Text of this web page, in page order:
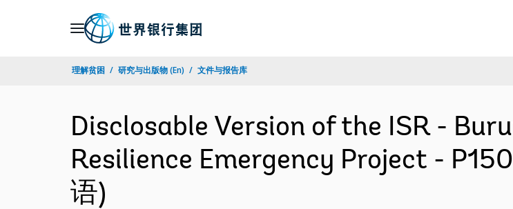
理解贫困 研究与出版物 (En) 文件与报告库
Disclosable Version of the ISR -
Resilience Emergency Project -
语)